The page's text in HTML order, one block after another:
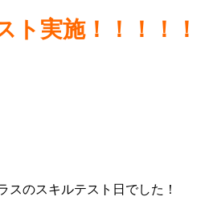
ト実施！！！！！
スのスキルテスト日でした！